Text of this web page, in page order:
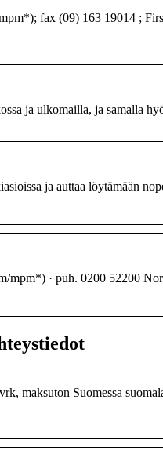
fax (09) 163 19014 ;
ja ulkomailla, ja samalla
ja auttaa löytämään
· puh. 0200 52200
maksuton Suomessa